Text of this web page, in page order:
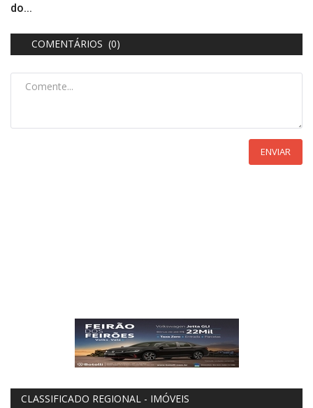
do...
COMENTÁRIOS (0)
ENVIAR
CLASSIFICADO REGIONAL - IMÓVEIS